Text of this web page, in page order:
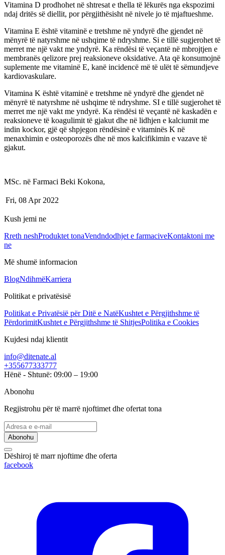
Vitamina D prodhohet në shtresat e thella të lëkurës nga ekspozimi
ndaj dritës së diellit, por përgjithësisht në nivele jo të mjaftueshme.
Vitamina E është vitaminë e tretshme në yndyrë dhe gjendet në
mënyrë të natyrshme në ushqime të ndryshme. Si e tillë sugjerohet të
merret me një vakt me yndyrë. Ka rëndësi të veçantë në mbrojtjen e
membranës qelizore prej reaksioneve oksidative. Ata që konsumojnë
suplemente me vitaminë E, kanë incidencë më të ulët të sëmundjeve
kardiovaskulare.
Vitamina K është vitaminë e tretshme në yndyrë dhe gjendet në
mënyrë të natyrshme në ushqime të ndryshme. SI e tillë sugjerohet të
merret me një vakt me yndyrë. Ka rëndësi të veçantë në kaskadën e
reaksioneve të koagulimit të gjakut dhe në lidhjen e kalciumit me
indin kockor, gjë që shpjegon rëndësinë e vitaminës K në
menaxhimin e osteoporozës dhe në mos kalcifikimin e vazave të
gjakut.
MSc. në Farmaci Beki Kokona,
Fri, 08 Apr 2022
Kush jemi ne
Rreth neshProduktet tonaVendndodhjet e farmaciveKontaktoni me
ne
Më shumë informacion
BlogNdihmëKarriera
Politikat e privatësisë
Politikat e Privatësië për Ditë e NatëKushtet e Përgjithshme të
PërdorimitKushtet e Përgjithshme të ShitjesPolitika e Cookies
Kujdesi ndaj klientit
info@ditenate.al
+355677333777
Hënë - Shtunë: 09:00 – 19:00
Abonohu
Regjistrohu për të marrë njoftimet dhe ofertat tona
Abonohu
Dëshiroj të marr njoftime dhe oferta
facebook